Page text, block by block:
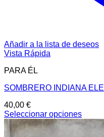
Añadir a la lista de deseos
Vista Rápida
PARA ÉL
SOMBRERO INDIANA ELE
40,00 €
Seleccionar opciones
Este
producto